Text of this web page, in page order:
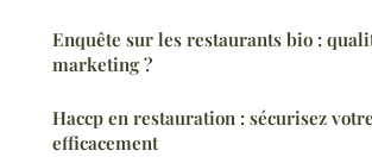
Enquête sur les restaurants bio :
marketing ?
Haccp en restauration : sécurisez
efficacement